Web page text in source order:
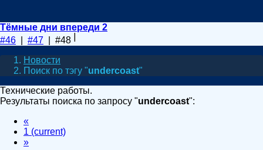
Тёмные дни впереди 2
#46
#47 | #48
Новости
Поиск по тэгу "undercoast"
Технические работы.
Результаты поиска по запросу "undercoast":
«
1 (current)
»